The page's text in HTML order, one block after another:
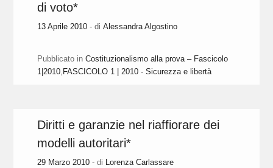
di voto*
13 Aprile 2010 - di Alessandra Algostino
Pubblicato in Costituzionalismo alla prova – Fascicolo
1|2010, FASCICOLO 1 | 2010 - Sicurezza e libertà
Diritti e garanzie nel riaffiorare dei
modelli autoritari*
29 Marzo 2010 - di Lorenza Carlassare